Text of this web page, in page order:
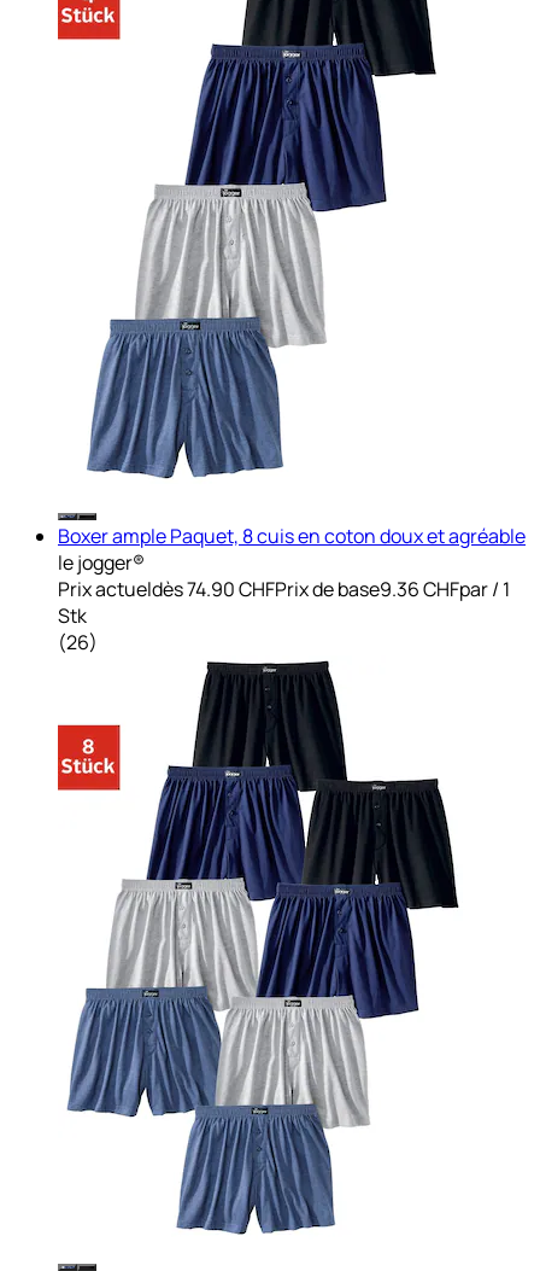
Boxer ample Paquet, 8 cuis en coton doux et agréable
le jogger®
Prix actueldès74.90 CHFPrix de base9.36 CHFpar/ 1
Stk
(26)